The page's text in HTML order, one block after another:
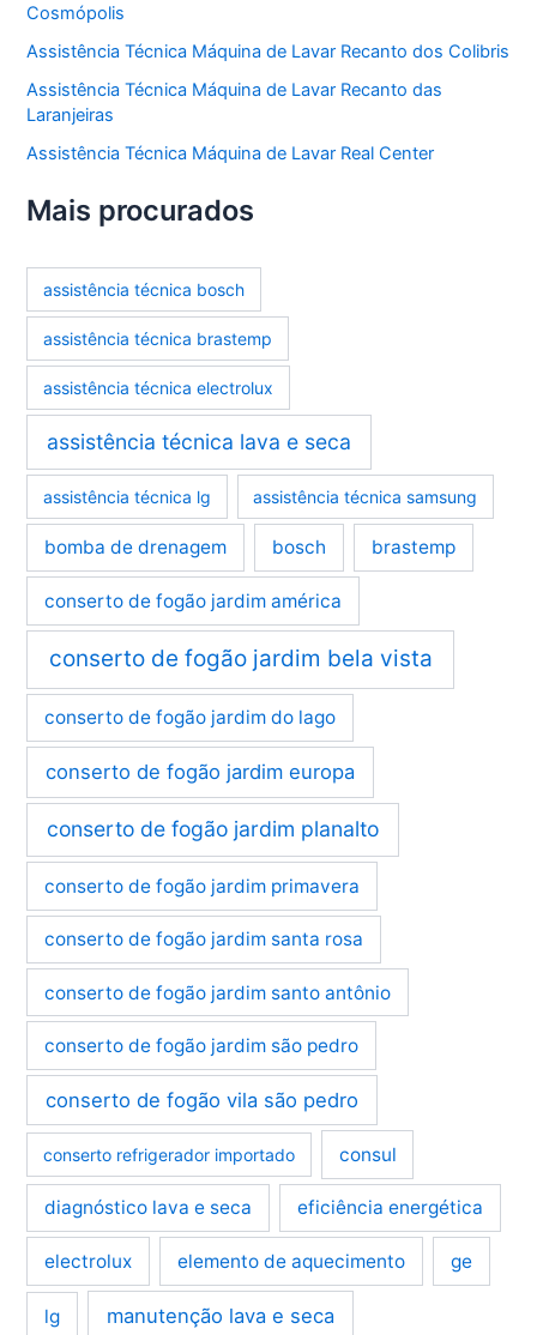
Cosmópolis
Assistência Técnica Máquina de Lavar Recanto dos Colibris
Assistência Técnica Máquina de Lavar Recanto das
Laranjeiras
Assistência Técnica Máquina de Lavar Real Center
Mais procurados
assistência técnica bosch
assistência técnica brastemp
assistência técnica electrolux
assistência técnica lava e seca
assistência técnica lg assistência técnica samsung
bomba de drenagem bosch brastemp
conserto de fogão jardim américa
conserto de fogão jardim bela vista
conserto de fogão jardim do lago
conserto de fogão jardim europa
conserto de fogão jardim planalto
conserto de fogão jardim primavera
conserto de fogão jardim santa rosa
conserto de fogão jardim santo antônio
conserto de fogão jardim são pedro
conserto de fogão vila são pedro
conserto refrigerador importado consul
diagnóstico lava e seca eficiência energética
electrolux elemento de aquecimento ge
lg manutenção lava e seca